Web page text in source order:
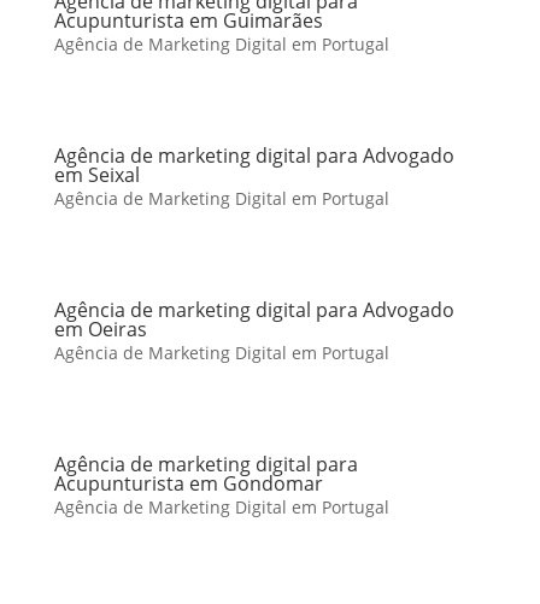
Acupunturista em Guimarães
Agência de Marketing Digital em Portugal
Agência de marketing digital para Advogado
em Seixal
Agência de Marketing Digital em Portugal
Agência de marketing digital para Advogado
em Oeiras
Agência de Marketing Digital em Portugal
Agência de marketing digital para
Acupunturista em Gondomar
Agência de Marketing Digital em Portugal